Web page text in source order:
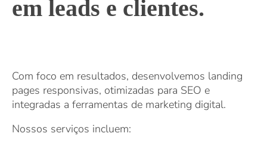
em leads e clientes.
Com foco em resultados, desenvolvemos landing
pages responsivas, otimizadas para SEO e
integradas a ferramentas de marketing digital.
Nossos serviços incluem: